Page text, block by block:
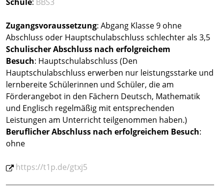
Zugangsvoraussetzung: Abgang Klasse 9 ohne
Abschluss oder Hauptschulabschluss schlechter als 3,5
Schulischer Abschluss nach erfolgreichem
Besuch: Hauptschulabschluss (Den
Hauptschulabschluss erwerben nur leistungsstarke und
lernbereite Schülerinnen und Schüler, die am
Förderangebot in den Fächern Deutsch, Mathematik
und Englisch regelmäßig mit entsprechenden
Leistungen am Unterricht teilgenommen haben.)
Beruflicher Abschluss nach erfolgreichem Besuch:
ohne
https://t1p.de/gtxj5